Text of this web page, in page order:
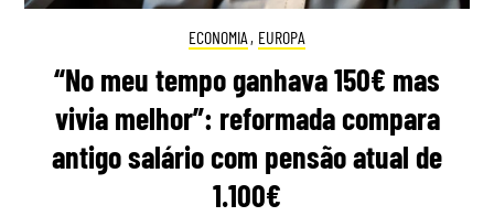
ECONOMIA , EUROPA
“No meu tempo ganhava 150€ mas
vivia melhor”: reformada compara
antigo salário com pensão atual de
1.100€